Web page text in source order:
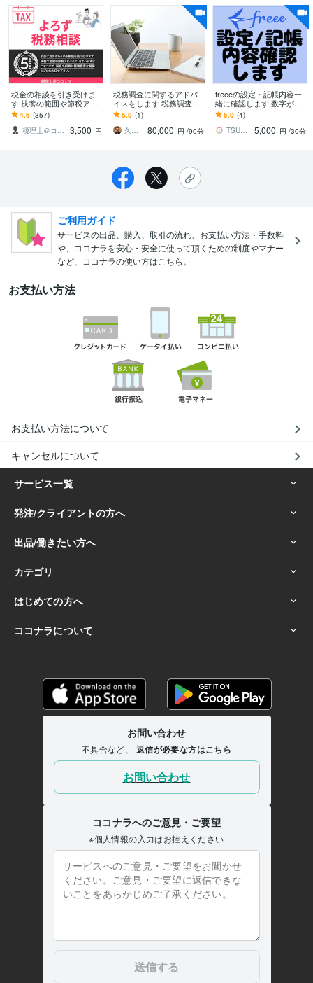
税金の相談を引き受けま
す 扶養の範囲や節税アド
バイス、セカンドオピニ
オンまで
4.6 (357)
税理士＠ココナラ
3,500 円
税務調査に関するアドバ
イスをします 税務調査に
なった・税務調査の連絡
が来たら相談してくださ
い
5.0 (1)
久川 秀則
80,000 円 /90分
freeeの設定・記帳内容一
緒に確認します 数字が合
わない・・・エラーが出
る・・・画面共有で確認
します！
5.0 (4)
TSUNAGUクリエイターベース
5,000 円 /30分
ご利用ガイド
サービスの出品、購入、取引の流れ、お支払い方法・手数料
や、ココナラを安心・安全に使って頂くための制度やマナー
など、ココナラの使い方はこちら。
お支払い方法
お支払い方法について
キャンセルについて